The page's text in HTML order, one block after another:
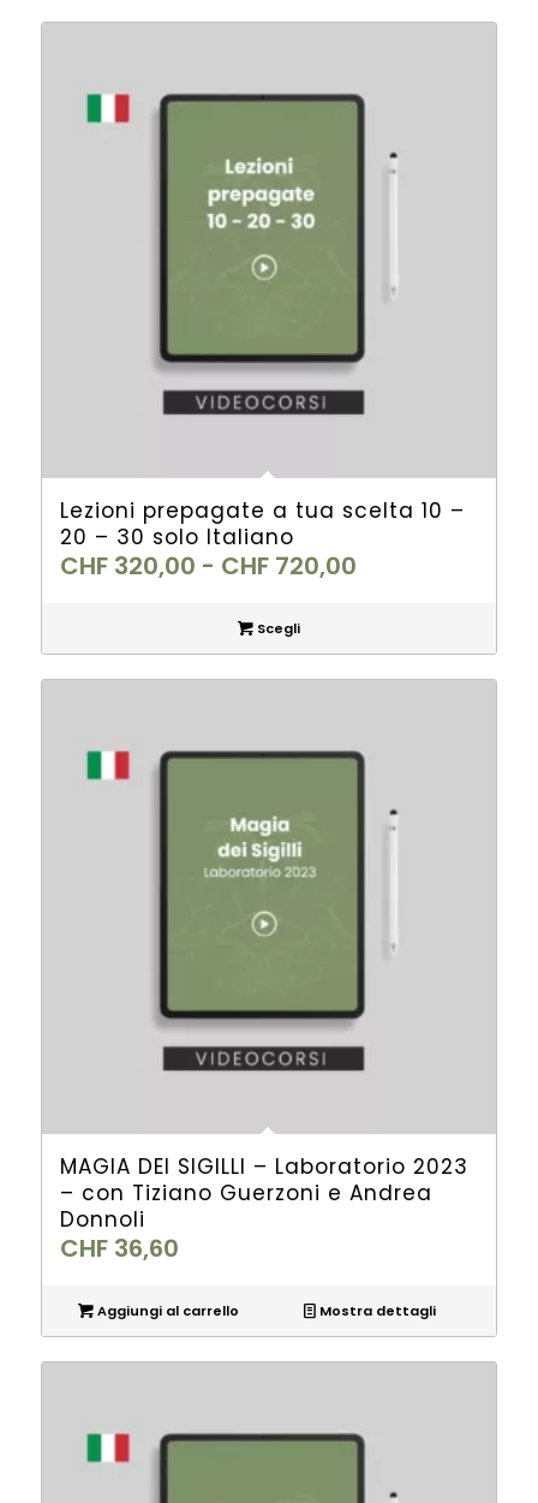
Lezioni prepagate a tua scelta 10 –
20 – 30 solo Italiano
CHF320,00 - CHF720,00Fascia
da
CHF 320,00
Scegli
MAGIA DEI SIGILLI – Laboratorio 2023
– con Tiziano Guerzoni e Andrea
Donnoli
CHF36,60
Aggiungi al carrello Mostra dettagli